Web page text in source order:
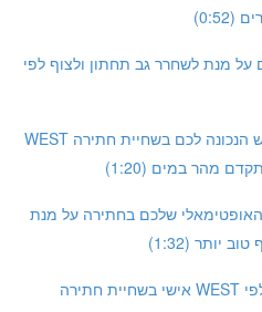
על מנת לשחרר גב תחתון ולצוף לפי
3.32 מהי תנוחת הראש הנכונה לכם בשחיית חתירה WEST
מהר במים (1:20)
האופטימאלי שלכם בחתירה על מנת
יותר (1:32)
3.52 - נשיפה, בועות לפי WEST אישי בשחיית חתירה